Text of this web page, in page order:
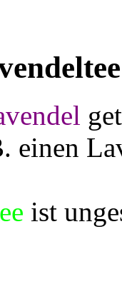
einen
ist